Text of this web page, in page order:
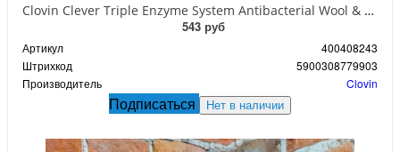
Clovin Clever Triple Enzyme System Antibacterial Wool & Silk Гель антибактериальный с тройной системой энзимов для стирки Шерсти, шелка и деликатных синтетических тканей 2 л на 67 стирок
543 руб
Артикул
400408243
Штрихкод
5900308779903
Производитель
Clovin
Подписаться Нет в наличии